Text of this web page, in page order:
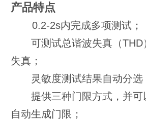
产品特点
0.2-2s内完成多项测试；
可测试总谐波失真（THD
失真；
灵敏度测试结果自动分选
提供三种门限方式，并可
自动生成门限；